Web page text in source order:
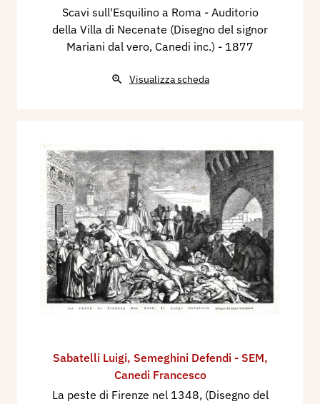
Scavi sull'Esquilino a Roma - Auditorio
della Villa di Necenate (Disegno del signor
Mariani dal vero, Canedi inc.) - 1877
Visualizza scheda
Sabatelli Luigi, Semeghini Defendi - SEM,
Canedi Francesco
La peste di Firenze nel 1348, (Disegno del